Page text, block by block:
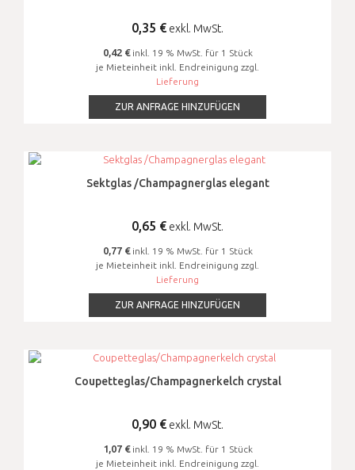
0,35 € exkl. MwSt.
0,42 €inkl. 19 % MwSt. für 1 Stück
je Mieteinheit inkl. Endreinigung zzgl.
Lieferung
ZUR ANFRAGE HINZUFÜGEN
Sektglas /Champagnerglas elegant
0,65 € exkl. MwSt.
0,77 €inkl. 19 % MwSt. für 1 Stück
je Mieteinheit inkl. Endreinigung zzgl.
Lieferung
ZUR ANFRAGE HINZUFÜGEN
Coupetteglas/Champagnerkelch crystal
0,90 € exkl. MwSt.
1,07 €inkl. 19 % MwSt. für 1 Stück
je Mieteinheit inkl. Endreinigung zzgl.